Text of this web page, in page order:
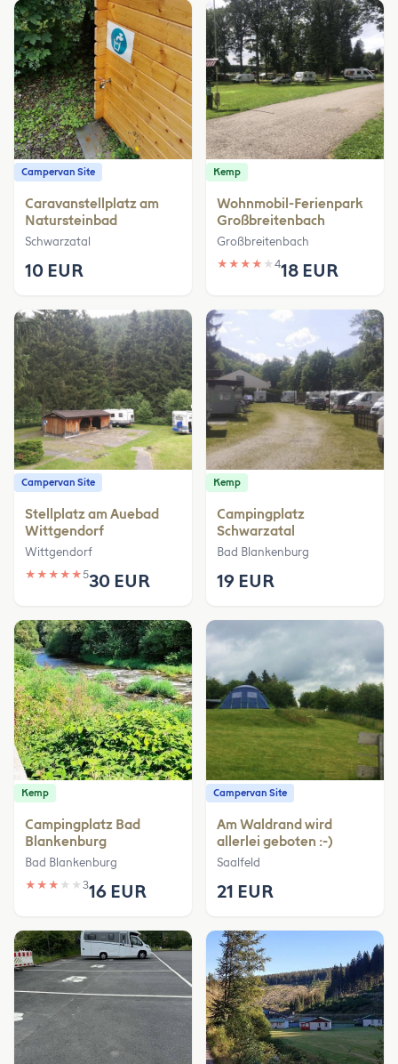
Campervan Site
Caravanstellplatz am
Natursteinbad
Schwarzatal
10 EUR
Kemp
Wohnmobil-Ferienpark
Großbreitenbach
Großbreitenbach
★ ★ ★ ★ ★ 418 EUR
Campervan Site
Stellplatz am Auebad
Wittgendorf
Wittgendorf
★ ★ ★ ★ ★530 EUR
Kemp
Campingplatz
Schwarzatal
Bad Blankenburg
19 EUR
Kemp
Campingplatz Bad
Blankenburg
Bad Blankenburg
★ ★ ★ ★ ★ 316 EUR
Campervan Site
Am Waldrand wird
allerlei geboten :-)
Saalfeld
21 EUR